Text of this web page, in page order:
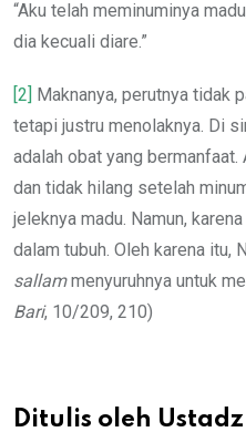
“Aku telah meminuminya
dia kecuali diare.”
[2] Maknanya, perutnya tidak
tetapi justru menolaknya. Di
adalah obat yang
dan tidak hilang setelah
jeleknya madu. Namun,
dalam tubuh. Oleh karena itu,
sallammenyuruhnya untuk
Bari, 10/209, 210)
Ditulis oleh